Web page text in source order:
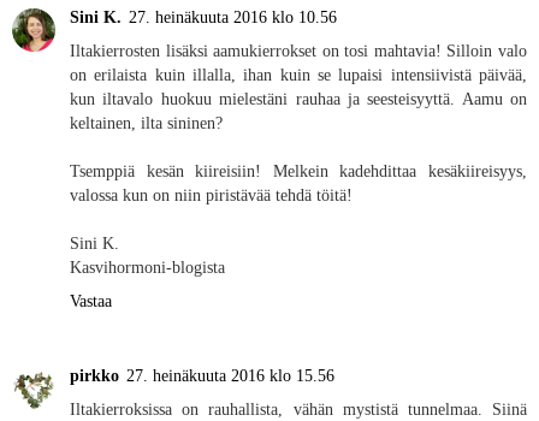
Sini K. 27. heinäkuuta 2016 klo 10.56
Iltakierrosten lisäksi aamukierrokset on tosi mahtavia! Silloin valo
on erilaista kuin illalla, ihan kuin se lupaisi intensiivistä päivää,
kun iltavalo huokuu mielestäni rauhaa ja seesteisyyttä. Aamu on
keltainen, ilta sininen?
Tsemppiä kesän kiireisiin! Melkein kadehdittaa kesäkiireisyys,
valossa kun on niin piristävää tehdä töitä!
Sini K.
Kasvihormoni-blogista
Vastaa
pirkko 27. heinäkuuta 2016 klo 15.56
Iltakierroksissa on rauhallista, vähän mystistä tunnelmaa. Siinä